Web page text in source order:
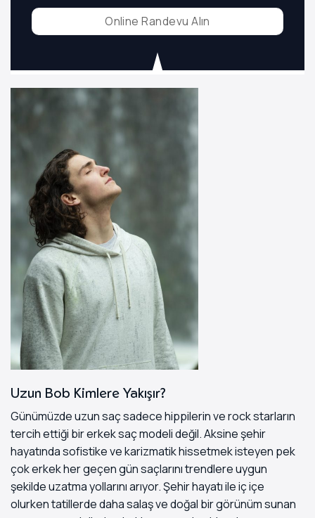
Online Randevu Alın
Uzun Bob Kimlere Yakışır?
Günümüzde uzun saç sadece hippilerin ve rock starların
tercih ettiği bir erkek saç modeli değil. Aksine şehir
hayatında sofistike ve karizmatik hissetmek isteyen pek
çok erkek her geçen gün saçlarını trendlere uygun
şekilde uzatma yollarını arıyor. Şehir hayatı ile iç içe
olurken tatillerde daha salaş ve doğal bir görünüm sunan